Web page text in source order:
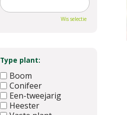
Wis selectie
Type plant:
Boom
Conifeer
Een-tweejarig
Heester